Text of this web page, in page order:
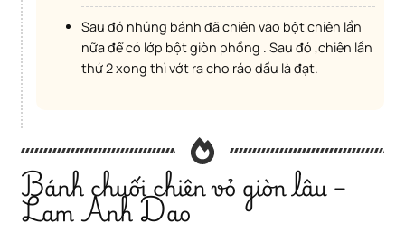
Sau đó nhúng bánh đã chiên vào bột chiên lần
nữa để có lớp bột giòn phồng . Sau đó ,chiên lần
thứ 2 xong thì vớt ra cho ráo dầu là đạt.
Bánh chuối chiên vỏ giòn lâu –
Lam Anh Dao